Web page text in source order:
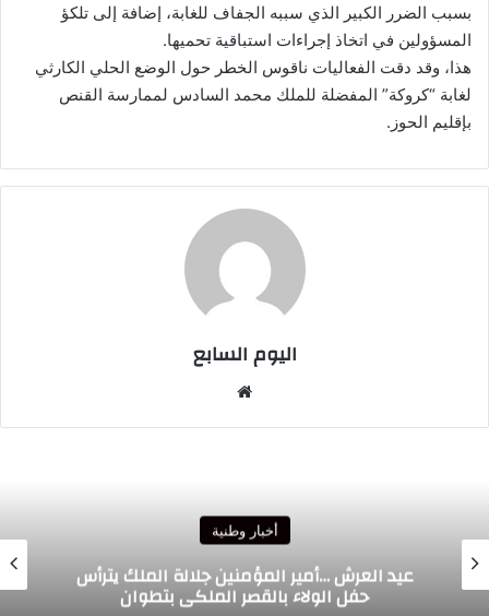
بسبب الضرر الكبير الذي سببه الجفاف للغابة، إضافة إلى تلكؤ
المسؤولين في اتخاذ إجراءات استباقية تحميها.
هذا، وقد دقت الفعاليات ناقوس الخطر حول الوضع الحلي الكارثي
لغابة “كروكة” المفضلة للملك محمد السادس لممارسة القنص
بإقليم الحوز.
اليوم السابع
أخبار وطنية
عيد العرش …أمير المؤمنين جلالة الملك يترأس
حفل الولاء بالقصر الملكي بتطوان